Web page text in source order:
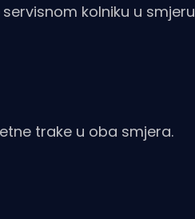
kolniku u smjeru
trake u oba smjera.